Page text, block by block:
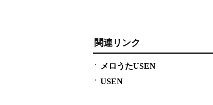
関連リンク
メロうたUSEN
USEN